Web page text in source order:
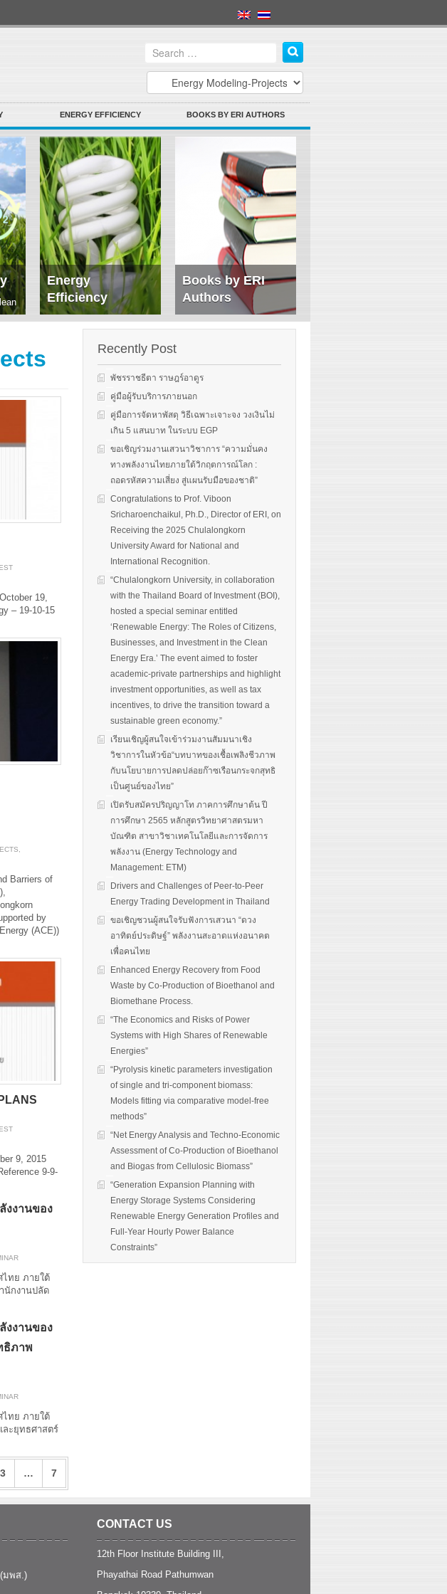
ENERGY EFFICIENCY BOOKS BY ERI AUTHORS
…
Energy
Efficiency
We evaluate the
performance of energy-
efficient equipment and
programs and give advice
to governments on
energy …
Read More
Books by ERI
Authors
19,
– 19-10-15
Barriers of
by
(ACE))
9, 2015
9-9-
งงานของ
ไทย ภายใต้
นักงานปลัด
งงานของ
ธิภาพ
ไทย ภายใต้
ละยุทธศาสตร์
3 … 7
Recently Post
พัชรราชธีตา ราษฎร์อาดูร
คู่มือผู้รับบริการภายนอก
คู่มือการจัดหาพัสดุ วิธีเฉพาะเจาะจง วงเงินไม่
เกิน 5 แสนบาท ในระบบ EGP
ขอเชิญร่วมงานเสวนาวิชาการ “ความมั่นคง
ทางพลังงานไทยภายใต้วิกฤตการณ์โลก :
ถอดรหัสความเสี่ยง สู่แผนรับมือของชาติ”
Congratulations to Prof. Viboon
Sricharoenchaikul, Ph.D., Director of ERI, on
Receiving the 2025 Chulalongkorn
University Award for National and
International Recognition.
“Chulalongkorn University, in collaboration
with the Thailand Board of Investment (BOI),
hosted a special seminar entitled
‘Renewable Energy: The Roles of Citizens,
Businesses, and Investment in the Clean
Energy Era.’ The event aimed to foster
academic-private partnerships and highlight
investment opportunities, as well as tax
incentives, to drive the transition toward a
sustainable green economy.”
เรียนเชิญผู้สนใจเข้าร่วมงานสัมมนาเชิง
วิชาการในหัวข้อ“บทบาทของเชื้อเพลิงชีวภาพ
กับนโยบายการปลดปล่อยก๊าซเรือนกระจกสุทธิ
เป็นศูนย์ของไทย”
เปิดรับสมัครปริญญาโท ภาคการศึกษาต้น ปี
การศึกษา 2565 หลักสูตรวิทยาศาสตรมหา
บัณฑิต สาขาวิชาเทคโนโลยีและการจัดการ
พลังงาน (Energy Technology and
Management: ETM)
Drivers and Challenges of Peer-to-Peer
Energy Trading Development in Thailand
ขอเชิญชวนผู้สนใจรับฟังการเสวนา “ดวง
อาทิตย์ประดิษฐ์” พลังงานสะอาดแห่งอนาคต
เพื่อคนไทย
Enhanced Energy Recovery from Food
Waste by Co-Production of Bioethanol and
Biomethane Process.
“The Economics and Risks of Power
Systems with High Shares of Renewable
Energies”
“Pyrolysis kinetic parameters investigation
of single and tri-component biomass:
Models fitting via comparative model-free
methods”
“Net Energy Analysis and Techno-Economic
Assessment of Co-Production of Bioethanol
and Biogas from Cellulosic Biomass”
“Generation Expansion Planning with
Energy Storage Systems Considering
Renewable Energy Generation Profiles and
Full-Year Hourly Power Balance
Constraints”
มพส.)
CONTACT US
12th Floor Institute Building III,
Phayathai Road Pathumwan